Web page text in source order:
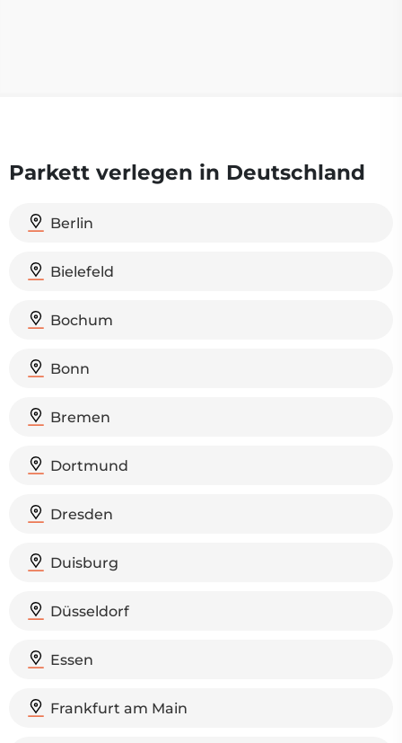
Parkett verlegen in Deutschland
Berlin
Bielefeld
Bochum
Bonn
Bremen
Dortmund
Dresden
Duisburg
Düsseldorf
Essen
Frankfurt am Main